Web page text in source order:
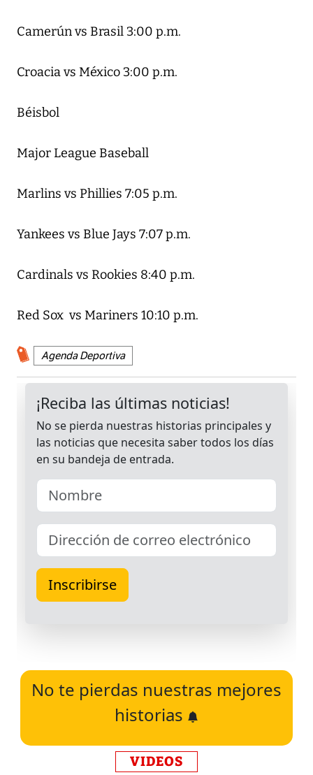
Camerún vs Brasil 3:00 p.m.
Croacia vs México 3:00 p.m.
Béisbol
Major League Baseball
Marlins vs Phillies 7:05 p.m.
Yankees vs Blue Jays 7:07 p.m.
Cardinals vs Rookies 8:40 p.m.
Red Sox vs Mariners 10:10 p.m.
Agenda Deportiva
No te pierdas nuestras mejores
historias
VIDEOS